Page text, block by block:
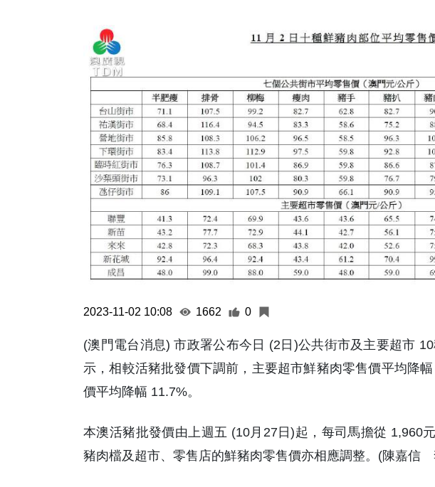
2023-11-02 10:08 1662 0
(澳門電台消息) 市政署公布今日 (2日)公共街市及主要超市
示，相較活豬批發價下調前，主要超市鮮豬肉零售價平均降
價平均降幅 11.7%。
本澳活豬批發價由上週五 (10月27日)起，每司馬擔從 1,960
豬肉檔及超市、零售店的鮮豬肉零售價亦相應調整。(陳嘉信